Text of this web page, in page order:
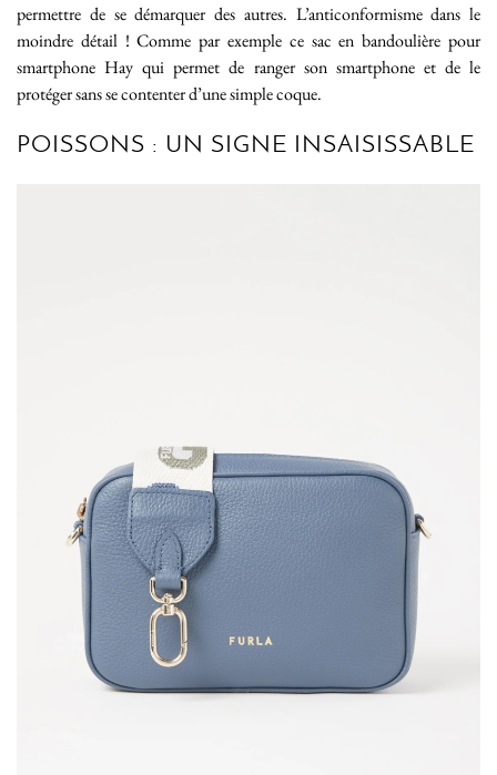
permettre de se démarquer des autres. L’anticonformisme dans le
moindre détail ! Comme par exemple ce sac en bandoulière pour
smartphone Hay qui permet de ranger son smartphone et de le
protéger sans se contenter d’une simple coque.
POISSONS : UN SIGNE INSAISISSABLE